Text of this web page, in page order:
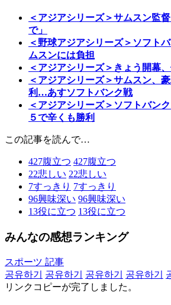
＜アジアシリーズ＞サムスン監
で」
＜野球アジアシリーズ＞ソフト
ムスンには負担
＜アジアシリーズ＞きょう開幕
＜アジアシリーズ＞サムスン、
利…あすソフトバンク戦
＜アジアシリーズ＞ソフトバン
５で辛くも勝利
この記事を読んで…
427腹立つ 427腹立つ
22悲しい 22悲しい
7すっきり 7すっきり
96興味深い 96興味深い
13役に立つ 13役に立つ
みんなの感想ランキング
スポーツ 記事
공유하기
공유하기 공유하기 공유하기
リンクコピーが完了しました。